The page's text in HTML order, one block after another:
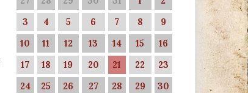
3
4 5 6 7 8
9
10
11 12 13 14 15
16
17
18 19 20 21 22
23
24
25 26 27 28 29
30